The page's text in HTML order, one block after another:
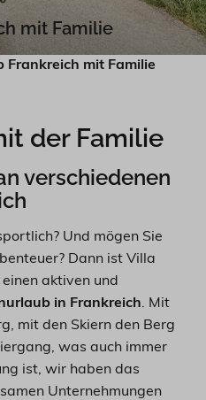
mit Familie
Frankreich mit Familie
der Familie
verschiedenen
Und mögen Sie
Dann ist Villa
aktiven und
in Frankreich. Mit
mit den Skiern den Berg
was auch immer
ist, wir haben das
Unternehmungen